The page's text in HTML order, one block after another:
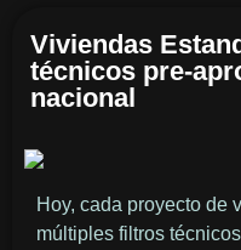
Viviendas
técnicos pre-
nacional
Hoy, cada proyecto de
múltiples filtros